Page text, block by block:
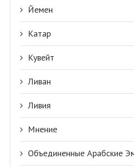
Йемен
Катар
Кувейт
Ливан
Ливия
Мнение
Объединенные Арабские